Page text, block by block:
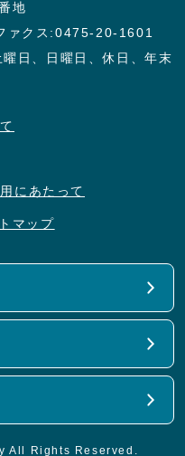
地
ァクス:0475-20-1601
日、日曜日、休日、年末
にあたって
マップ
All Rights Reserved.